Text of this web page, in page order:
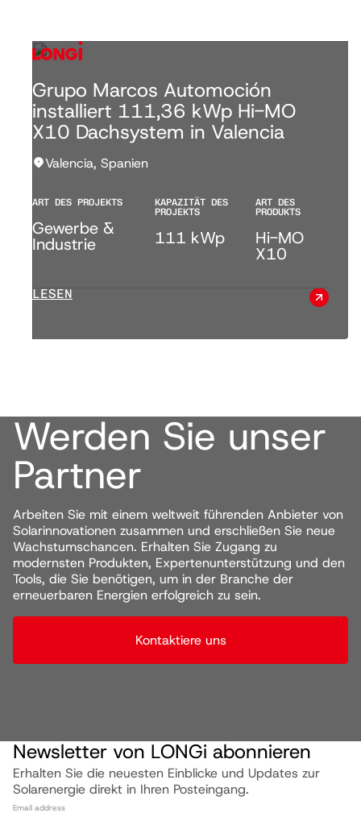
Grupo Marcos Automoción
installiert 111,36 kWp Hi-MO
X10 Dachsystem in Valencia
Valencia, Spanien
ART DES PROJEKTS
Gewerbe &
Industrie
KAPAZITÄT DES
PROJEKTS
111 kWp
ART DES
PRODUKTS
Hi-MO
X10
LESEN
Werden Sie unser
Partner
Arbeiten Sie mit einem weltweit führenden Anbieter von
Solarinnovationen zusammen und erschließen Sie neue
Wachstumschancen. Erhalten Sie Zugang zu
modernsten Produkten, Expertenunterstützung und den
Tools, die Sie benötigen, um in der Branche der
erneuerbaren Energien erfolgreich zu sein.
Kontaktiere uns
Newsletter von LONGi abonnieren
Erhalten Sie die neuesten Einblicke und Updates zur
Solarenergie direkt in Ihren Posteingang.
Email address